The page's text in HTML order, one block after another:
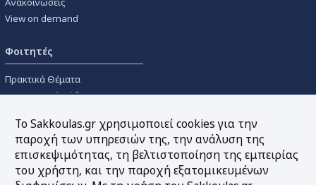
View on demand
Φοιτητές
Πρακτικά Θέματα
Οικονομικοί Κώδικες
Συγγραμμάτων
Εργαλεία
Το Sakkoulas.gr χρησιμοποιεί cookies για την
παροχή των υπηρεσιών της, την ανάλυση της
επισκεψιμότητας, τη βελτιστοποίηση της εμπειρίας
του χρήστη, και την παροχή εξατομικευμένων